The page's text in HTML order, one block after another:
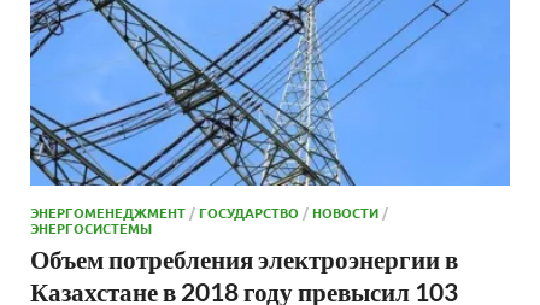
ЭНЕРГОМЕНЕДЖМЕНТ /ГОСУДАРСТВО /НОВОСТИ /
ЭНЕРГОСИСТЕМЫ
Объем потребления электроэнергии в
Казахстане в 2018 году превысил 103